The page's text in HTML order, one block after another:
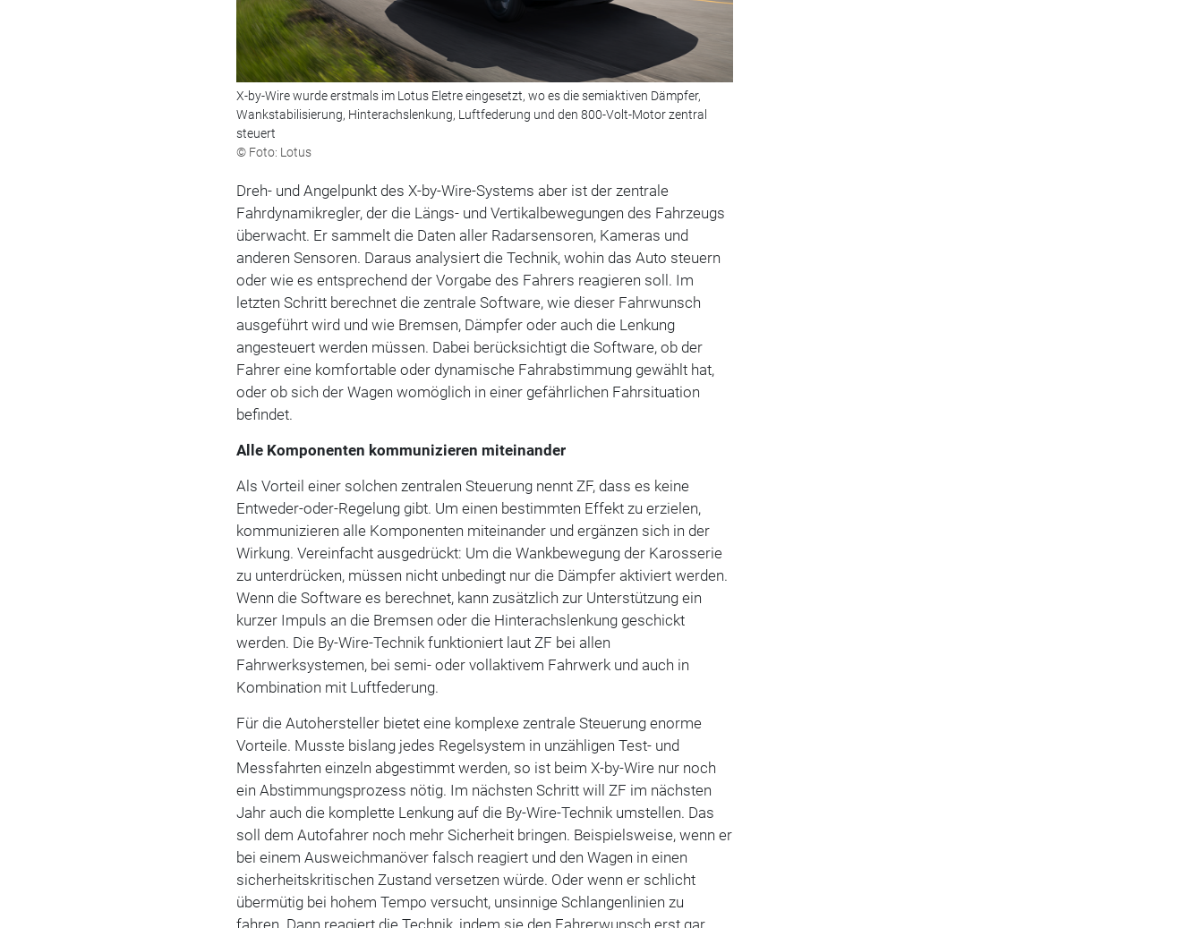
X-by-Wire wurde erstmals im Lotus Eletre eingesetzt, wo es die semiaktiven Dämpfer,
Wankstabilisierung, Hinterachslenkung, Luftfederung und den 800-Volt-Motor zentral
steuert
© Foto: Lotus
Dreh- und Angelpunkt des X-by-Wire-Systems aber ist der zentrale
Fahrdynamikregler, der die Längs- und Vertikalbewegungen des Fahrzeugs
überwacht. Er sammelt die Daten aller Radarsensoren, Kameras und
anderen Sensoren. Daraus analysiert die Technik, wohin das Auto steuern
oder wie es entsprechend der Vorgabe des Fahrers reagieren soll. Im
letzten Schritt berechnet die zentrale Software, wie dieser Fahrwunsch
ausgeführt wird und wie Bremsen, Dämpfer oder auch die Lenkung
angesteuert werden müssen. Dabei berücksichtigt die Software, ob der
Fahrer eine komfortable oder dynamische Fahrabstimmung gewählt hat,
oder ob sich der Wagen womöglich in einer gefährlichen Fahrsituation
befindet.
Alle Komponenten kommunizieren miteinander
Als Vorteil einer solchen zentralen Steuerung nennt ZF, dass es keine
Entweder-oder-Regelung gibt. Um einen bestimmten Effekt zu erzielen,
kommunizieren alle Komponenten miteinander und ergänzen sich in der
Wirkung. Vereinfacht ausgedrückt: Um die Wankbewegung der Karosserie
zu unterdrücken, müssen nicht unbedingt nur die Dämpfer aktiviert werden.
Wenn die Software es berechnet, kann zusätzlich zur Unterstützung ein
kurzer Impuls an die Bremsen oder die Hinterachslenkung geschickt
werden. Die By-Wire-Technik funktioniert laut ZF bei allen
Fahrwerksystemen, bei semi- oder vollaktivem Fahrwerk und auch in
Kombination mit Luftfederung.
Für die Autohersteller bietet eine komplexe zentrale Steuerung enorme
Vorteile. Musste bislang jedes Regelsystem in unzähligen Test- und
Messfahrten einzeln abgestimmt werden, so ist beim X-by-Wire nur noch
ein Abstimmungsprozess nötig. Im nächsten Schritt will ZF im nächsten
Jahr auch die komplette Lenkung auf die By-Wire-Technik umstellen. Das
soll dem Autofahrer noch mehr Sicherheit bringen. Beispielsweise, wenn er
bei einem Ausweichmanöver falsch reagiert und den Wagen in einen
sicherheitskritischen Zustand versetzen würde. Oder wenn er schlicht
übermütig bei hohem Tempo versucht, unsinnige Schlangenlinien zu
fahren. Dann reagiert die Technik, indem sie den Fahrerwunsch erst gar